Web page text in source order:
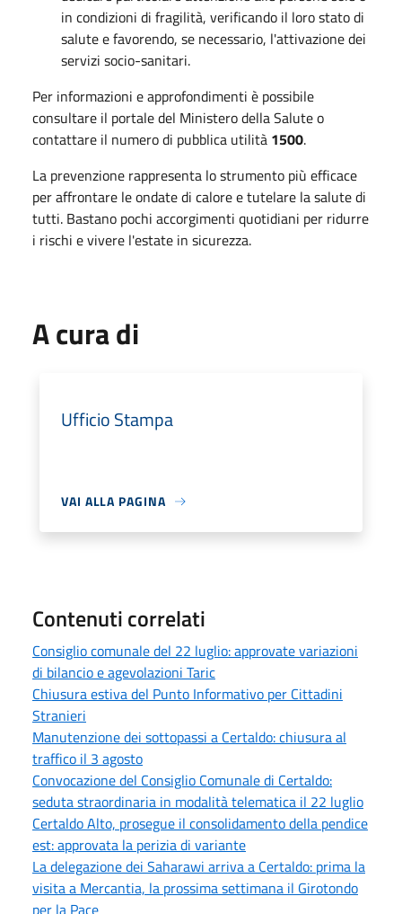
in condizioni di fragilità, verificando il loro stato di
salute e favorendo, se necessario, l'attivazione dei
servizi socio-sanitari.
Per informazioni e approfondimenti è possibile
consultare il portale del Ministero della Salute o
contattare il numero di pubblica utilità 1500.
La prevenzione rappresenta lo strumento più efficace
per affrontare le ondate di calore e tutelare la salute di
tutti. Bastano pochi accorgimenti quotidiani per ridurre
i rischi e vivere l'estate in sicurezza.
A cura di
Ufficio Stampa
VAI ALLA PAGINA
Contenuti correlati
Consiglio comunale del 22 luglio: approvate variazioni
di bilancio e agevolazioni Taric
Chiusura estiva del Punto Informativo per Cittadini
Stranieri
Manutenzione dei sottopassi a Certaldo: chiusura al
traffico il 3 agosto
Convocazione del Consiglio Comunale di Certaldo:
seduta straordinaria in modalità telematica il 22 luglio
Certaldo Alto, prosegue il consolidamento della pendice
est: approvata la perizia di variante
La delegazione dei Saharawi arriva a Certaldo: prima la
visita a Mercantia, la prossima settimana il Girotondo
per la Pace